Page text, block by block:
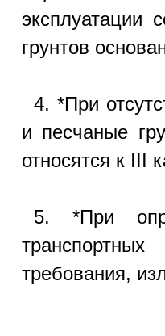
эксплуатации
грунтов
4. *При
и песчаные
относятся к III
5. *При
требования,